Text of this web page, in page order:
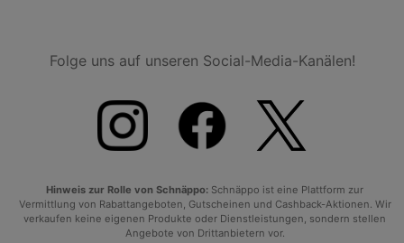
Folge uns auf unseren Social-Media-Kanälen!
Hinweis zur Rolle von Schnäppo: Schnäppo ist eine Plattform zur
Vermittlung von Rabattangeboten, Gutscheinen und Cashback-Aktionen. Wir
verkaufen keine eigenen Produkte oder Dienstleistungen, sondern stellen
Angebote von Drittanbietern vor.